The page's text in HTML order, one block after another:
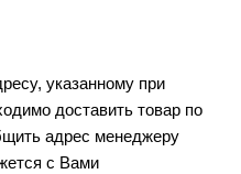
указанному при
доставить товар по
адрес менеджеру
с Вами